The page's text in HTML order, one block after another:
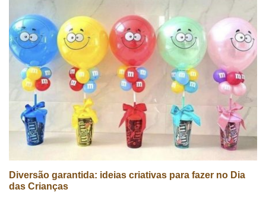
Diversão garantida: ideias criativas para fazer no Dia
das Crianças